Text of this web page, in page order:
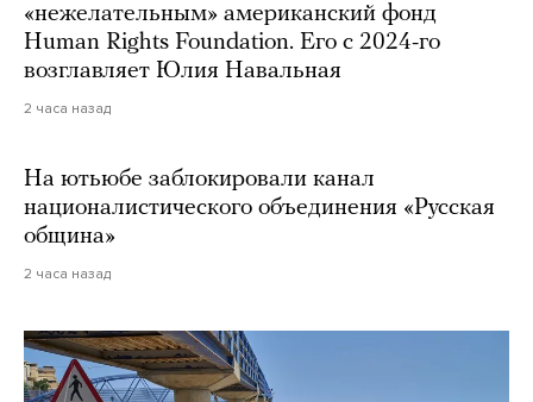
«нежелательным» американский фонд
Human Rights Foundation. Его с 2024-го
возглавляет Юлия Навальная
2 часа назад
На ютьюбе заблокировали канал
националистического объединения «Русская
община»
2 часа назад